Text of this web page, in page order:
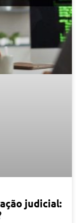
judicial: